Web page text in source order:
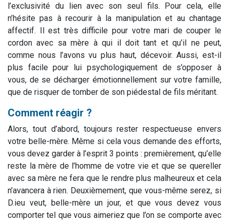
l’exclusivité du lien avec son seul fils. Pour cela, elle
n’hésite pas à recourir à la manipulation et au chantage
affectif. Il est très difficile pour votre mari de couper le
cordon avec sa mère à qui il doit tant et qu’il ne peut,
comme nous l’avons vu plus haut, décevoir. Aussi, est-il
plus facile pour lui psychologiquement de s’opposer à
vous, de se décharger émotionnellement sur votre famille,
que de risquer de tomber de son piédestal de fils méritant.
Comment réagir ?
Alors, tout d’abord, toujours rester respectueuse envers
votre belle-mère. Même si cela vous demande des efforts,
vous devez garder à l’esprit 3 points : premièrement, qu’elle
reste la mère de l’homme de votre vie et que se quereller
avec sa mère ne fera que le rendre plus malheureux et cela
n’avancera à rien. Deuxièmement, que vous-même serez, si
D.ieu veut, belle-mère un jour, et que vous devez vous
comporter tel que vous aimeriez que l’on se comporte avec